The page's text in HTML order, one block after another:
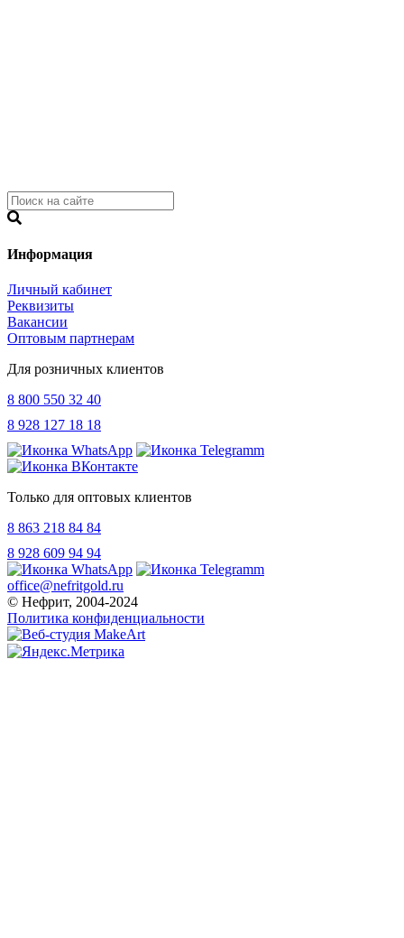
Информация
Личный кабинет
Реквизиты
Вакансии
Оптовым партнерам
Для розничных клиентов
8 800 550 32 40
8 928 127 18 18
Только для оптовых клиентов
8 863 218 84 84
8 928 609 94 94
office@nefritgold.ru
© Нефрит, 2004-2024
Политика конфиденциальности